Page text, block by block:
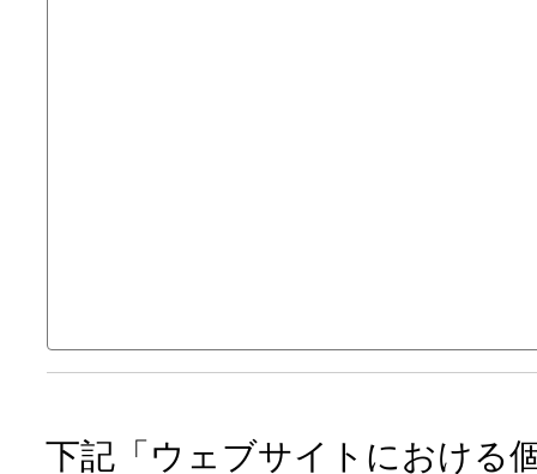
下記「ウェブサイトにおける